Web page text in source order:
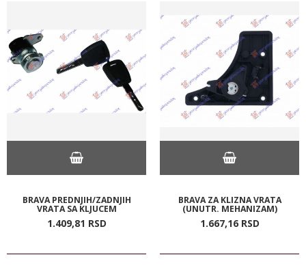
BRAVA PREDNJIH/ZADNJIH
VRATA SA KLJUCEM
1.409,81 RSD
BRAVA ZA KLIZNA VRATA
(UNUTR. MEHANIZAM)
1.667,16 RSD